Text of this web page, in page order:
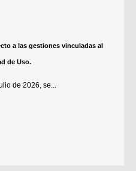
a las gestiones vinculadas al
de Uso.
de 2026, se...